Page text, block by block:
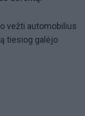
vežti automobilius
tiesiog galėjo